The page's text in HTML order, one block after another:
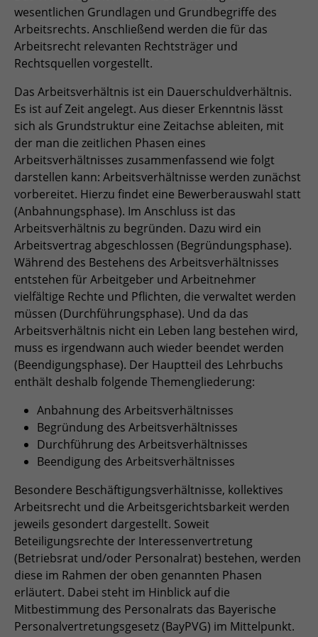
wesentlichen Grundlagen und Grundbegriffe des
Arbeitsrechts. Anschließend werden die für das
Arbeitsrecht relevanten Rechtsträger und
Rechtsquellen vorgestellt.
Das Arbeitsverhältnis ist ein Dauerschuldverhältnis.
Es ist auf Zeit angelegt. Aus dieser Erkenntnis lässt
sich als Grundstruktur eine Zeitachse ableiten, mit
der man die zeitlichen Phasen eines
Arbeitsverhältnisses zusammenfassend wie folgt
darstellen kann: Arbeitsverhältnisse werden zunächst
vorbereitet. Hierzu findet eine Bewerberauswahl statt
(Anbahnungsphase). Im Anschluss ist das
Arbeitsverhältnis zu begründen. Dazu wird ein
Arbeitsvertrag abgeschlossen (Begründungsphase).
Während des Bestehens des Arbeitsverhältnisses
entstehen für Arbeitgeber und Arbeitnehmer
vielfältige Rechte und Pflichten, die verwaltet werden
müssen (Durchführungsphase). Und da das
Arbeitsverhältnis nicht ein Leben lang bestehen wird,
muss es irgendwann auch wieder beendet werden
(Beendigungsphase). Der Hauptteil des Lehrbuchs
enthält deshalb folgende Themengliederung:
Anbahnung des Arbeitsverhältnisses
Begründung des Arbeitsverhältnisses
Durchführung des Arbeitsverhältnisses
Beendigung des Arbeitsverhältnisses
Besondere Beschäftigungsverhältnisse, kollektives
Arbeitsrecht und die Arbeitsgerichtsbarkeit werden
jeweils gesondert dargestellt. Soweit
Beteiligungsrechte der Interessenvertretung
(Betriebsrat und/oder Personalrat) bestehen, werden
diese im Rahmen der oben genannten Phasen
erläutert. Dabei steht im Hinblick auf die
Mitbestimmung des Personalrats das Bayerische
Personalvertretungsgesetz (BayPVG) im Mittelpunkt.
zu speichern.
Name SgCookieOptin.lastPreferences
Anbieter
Laufzeit 1 Jahr
Zweck
Dieser Wert speichert Ihre Consent-
Einstellungen. Unter anderem eine
zufällig generierte ID, für die
historische Speicherung Ihrer
vorgenommen Einstellungen, falls der
Webseiten-Betreiber dies eingestellt
hat.
Name fe_typo_usr
Anbieter TYPO3
Laufzeit Session
Zweck Login geschlossener Bereich
Name be_lastLoginProvider
Anbieter TYPO3
Laufzeit 1 Monat
Zweck Admin-Login Redaktionssystem
Name be_typo3_user
Anbieter TYPO3
Laufzeit Session
Name _pk_id
Anbieter Matomo
Laufzeit 1 Jahr
Zweck
Tracking Anzahl eindeutiger und
wiederkehrender Nutzer
Name _pk_ses
Anbieter Matomo
Laufzeit 30 min
Zweck
Tracking Nutzerverhalten beim Besuch
der Webseite
Cookie-Informationen anzeigen
Einblendung von 3rd Party Content
anzubieten, die wir nicht selbst speichern, die aber für
Webseitenbesucher nützlich sind, z.B. Kartendienste
oder Videos. Weitere Details entnehmen Sie den
Datenschutzhinweisen.